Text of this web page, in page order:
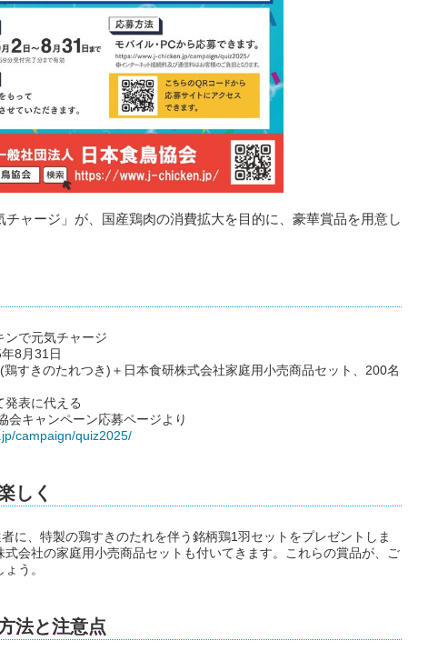
チャージ」が、国産鶏肉の消費拡大を目的に、豪華賞品を用意し
ンで元気チャージ
8月31日
すきのたれつき)＋日本食研株式会社家庭用小売商品セット、200名
発表に代える
会キャンペーン応募ページより
campaign/quiz2025/
しく
に、特製の鶏すきのたれを伴う銘柄鶏1羽セットをプレゼントしま
会社の家庭用小売商品セットも付いてきます。これらの賞品が、ご
う。
法と注意点